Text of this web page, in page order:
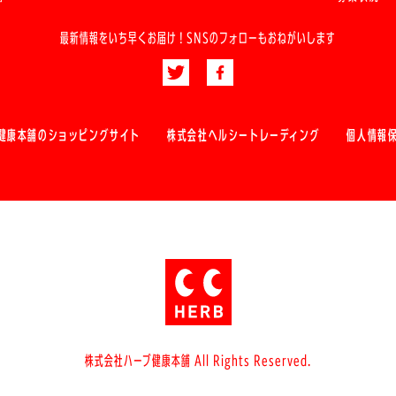
最新情報をいち早くお届け！ SNSのフォローもおねがいします
康本舗のショッピングサイト 株式会社ヘルシートレーディング 個人情報
株式会社ハーブ健康本舗 All Rights Reserved.